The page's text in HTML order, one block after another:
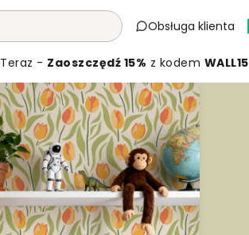
Obsługa klienta
Teraz - Zaoszczędź 15% z kodem WALL15